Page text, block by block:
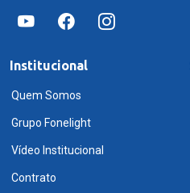
Institucional
Quem Somos
Grupo Fonelight
Vídeo Institucional
Contrato